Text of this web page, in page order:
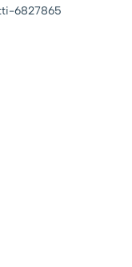
6827865